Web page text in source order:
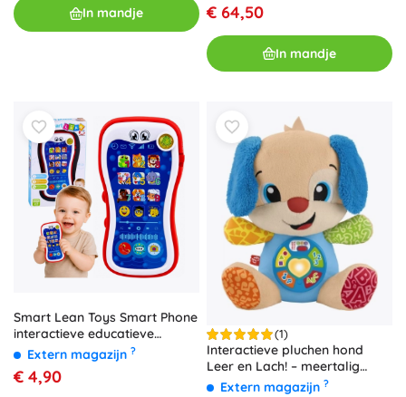
In mandje € 64,50
In mandje
Smart Lean Toys Smart Phone
interactieve educatieve
telefoon voor peuters met
geluiden en licht
Extern magazijn ?
€ 4,90
(1)
Interactieve pluchen hond
Leer en Lach! – meertalig
FISHER‑PRICE
Extern magazijn ?